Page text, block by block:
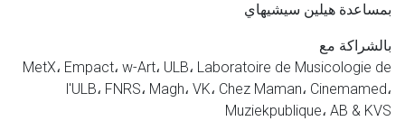
بمساعدة هيلين سيشيهاي
بالشراكة مع
MetX، Empact، w-Art، ULB، Laboratoire de Musicologie de
l'ULB، FNRS، Magh، VK، Chez Maman، Cinemamed،
Muziekpublique، AB & KVS